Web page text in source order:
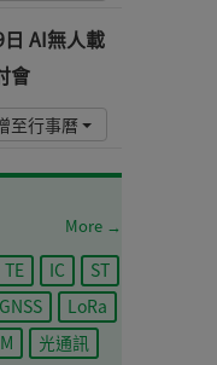
日 AI無人載
會
至行事曆
More →
TE IC
ST
GNSS
LoRa
光通訊